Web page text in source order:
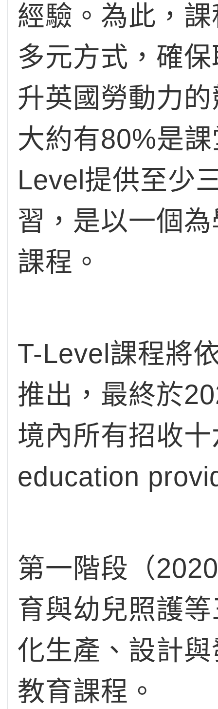
經驗。為此，
多元方式，確
升英國勞動力
大約有80%是
Level提供至少
習，是以一個
課程。
T-Level課程將
推出，最終於
境內所有招收
education
第一階段（
育與幼兒照護
化生產、設計
教育課程。